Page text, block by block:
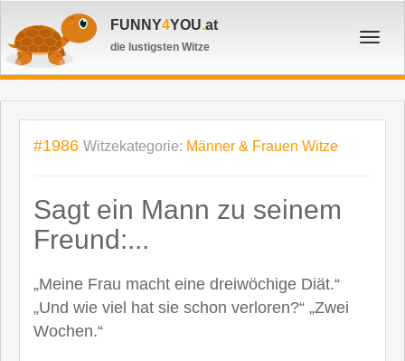
FUNNY4YOU.at
die lustigsten Witze
#1986 Witzekategorie: Männer & Frauen Witze
Sagt ein Mann zu seinem
Freund:...
„Meine Frau macht eine dreiwöchige Diät.“
„Und wie viel hat sie schon verloren?“ „Zwei
Wochen.“